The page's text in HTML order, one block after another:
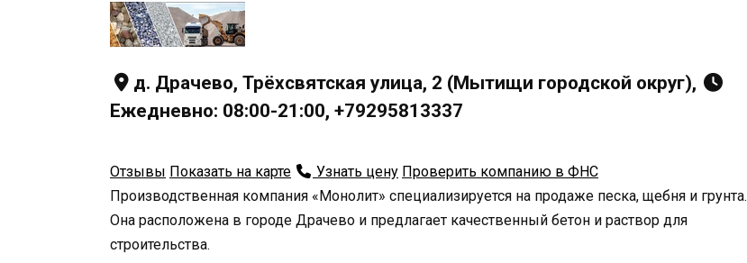
д. Драчево, Трёхсвятская улица, 2 (Мытищи городской округ),
Ежедневно: 08:00-21:00, +79295813337
Отзывы Показать на карте Узнать цену Проверить компанию в ФНС
Производственная компания «Монолит» специализируется на продаже песка, щебня и грунта.
Она расположена в городе Драчево и предлагает качественный бетон и раствор для
строительства.